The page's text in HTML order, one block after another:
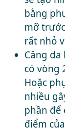
bằng
mỡ
rất nhỏ
Căng
có vòng
Hoặc
nhiều
phần để
điểm